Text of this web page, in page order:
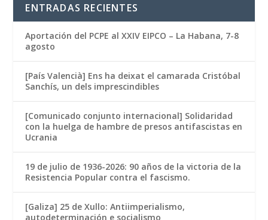
ENTRADAS RECIENTES
Aportación del PCPE al XXIV EIPCO – La Habana, 7-8
agosto
[País Valencià] Ens ha deixat el camarada Cristóbal
Sanchís, un dels imprescindibles
[Comunicado conjunto internacional] Solidaridad
con la huelga de hambre de presos antifascistas en
Ucrania
19 de julio de 1936-2026: 90 años de la victoria de la
Resistencia Popular contra el fascismo.
[Galiza] 25 de Xullo: Antiimperialismo,
autodeterminación e socialismo